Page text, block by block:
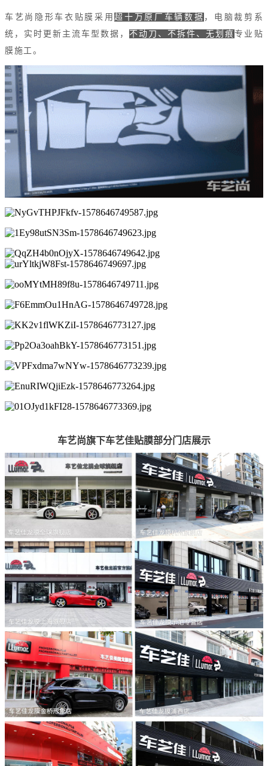
车艺尚隐形车衣贴膜采用超十万原厂车辆数据 ，电脑裁剪系
统，实时更新主流车型数据， 不动刀、不拆件、无划痕专业贴
膜施工。
车艺尚旗下车艺佳贴膜部分门店展示